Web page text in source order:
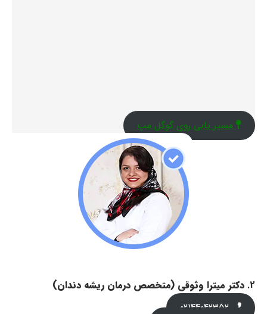
مسیر یابی روی گوگل مپ
2. دکتر میترا وثوقی (متخصص درمان ریشه دندان)